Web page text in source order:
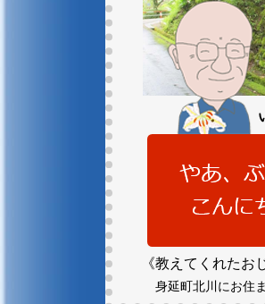
《教えてくれたおじ
身延町北川にお住